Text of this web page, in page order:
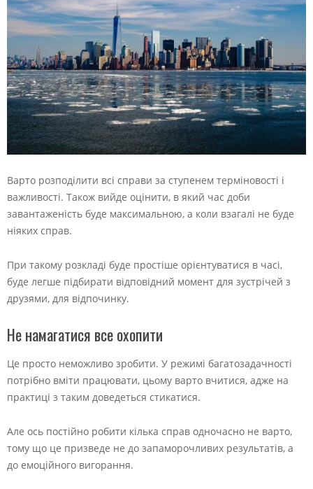
Варто розподілити всі справи за ступенем терміновості і
важливості. Також вийде оцінити, в який час доби
завантаженість буде максимальною, а коли взагалі не буде
ніяких справ.
При такому розкладі буде простіше орієнтуватися в часі,
буде легше підбирати відповідний момент для зустрічей з
друзями, для відпочинку.
Не намагатися все охопити
Це просто неможливо зробити. У режимі багатозадачності
потрібно вміти працювати, цьому варто вчитися, адже на
практиці з таким доведеться стикатися.
Але ось постійно робити кілька справ одночасно не варто,
тому що це призведе не до запаморочливих результатів, а
до емоційного вигорання.